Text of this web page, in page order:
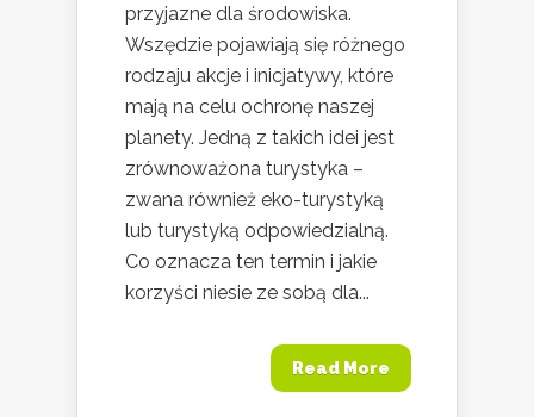
przyjazne dla środowiska.
Wszędzie pojawiają się różnego
rodzaju akcje i inicjatywy, które
mają na celu ochronę naszej
planety. Jedną z takich idei jest
zrównoważona turystyka –
zwana również eko-turystyką
lub turystyką odpowiedzialną.
Co oznacza ten termin i jakie
korzyści niesie ze sobą dla...
Read More